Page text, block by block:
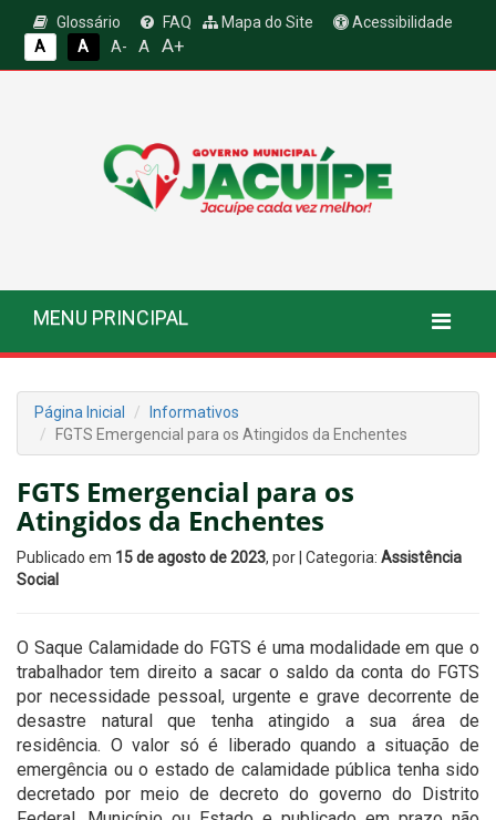
Glossário FAQ Mapa do Site
Acessibilidade
A
A A- A A+
MENU PRINCIPAL
Página Inicial
Informativos
FGTS Emergencial para os Atingidos da Enchentes
FGTS Emergencial para os
Atingidos da Enchentes
Publicado em 15 de agosto de 2023, por | Categoria: Assistência
Social
O Saque Calamidade do FGTS é uma modalidade em que o
trabalhador tem direito a sacar o saldo da conta do FGTS
por necessidade pessoal, urgente e grave decorrente de
desastre natural que tenha atingido a sua área de
residência. O valor só é liberado quando a situação de
emergência ou o estado de calamidade pública tenha sido
decretado por meio de decreto do governo do Distrito